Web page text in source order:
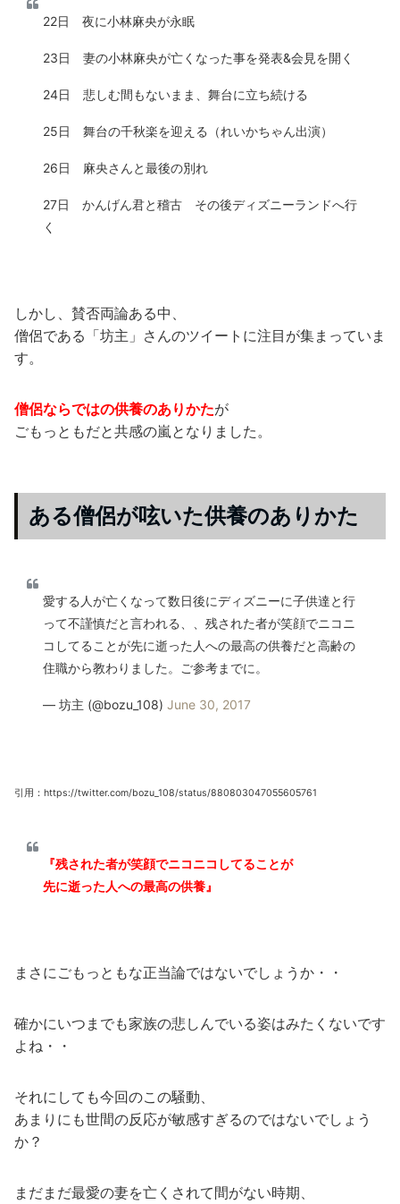
22日 夜に小林麻央が永眠
23日 妻の小林麻央が亡くなった事を発表&会見を開く
24日 悲しむ間もないまま、舞台に立ち続ける
25日 舞台の千秋楽を迎える（れいかちゃん出演）
26日 麻央さんと最後の別れ
27日 かんげん君と稽古 その後ディズニーランドへ行
く
しかし、賛否両論ある中、
僧侶である「坊主」さんのツイートに注目が集まっていま
す。
僧侶ならではの供養のありかたが
ごもっともだと共感の嵐となりました。
ある僧侶が呟いた供養のありかた
愛する人が亡くなって数日後にディズニーに子供達と行
って不謹慎だと言われる、、残された者が笑顔でニコニ
コしてることが先に逝った人への最高の供養だと高齢の
住職から教わりました。ご参考までに。
— 坊主 (@bozu_108) June 30, 2017
引用：https://twitter.com/bozu_108/status/880803047055605761
『残された者が笑顔でニコニコしてることが
先に逝った人への最高の供養』
まさにごもっともな正当論ではないでしょうか・・
確かにいつまでも家族の悲しんでいる姿はみたくないです
よね・・
それにしても今回のこの騒動、
あまりにも世間の反応が敏感すぎるのではないでしょう
か？
まだまだ最愛の妻を亡くされて間がない時期、